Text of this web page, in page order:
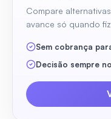
Compare
avance só quando
Sem cobrança
Decisão sempre